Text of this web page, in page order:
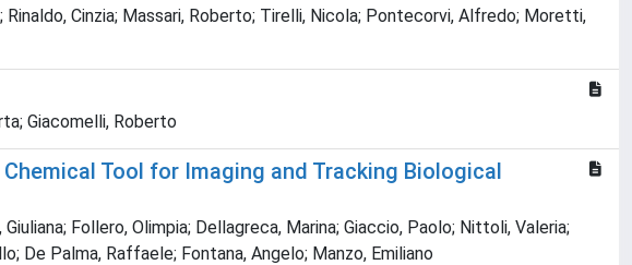
Cinzia; Massari, Roberto; Tirelli, Nicola; Pontecorvi, Alfredo; Moretti,
Giacomelli, Roberto
Tool for Imaging and Tracking Biological
Follero, Olimpia; Dellagreca, Marina; Giaccio, Paolo; Nittoli, Valeria;
De Palma, Raffaele; Fontana, Angelo; Manzo, Emiliano